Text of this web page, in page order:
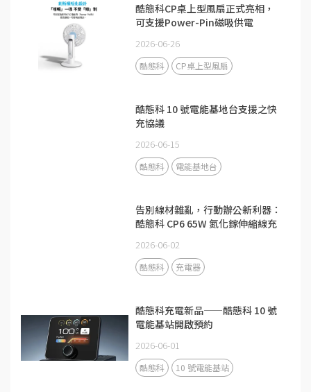
酷態科CP桌上型風扇正式亮相，
可支援Power-Pin磁吸供電
2026-06-26
酷態科 CP桌上型風扇
酷態科 10 號電能基地台支援之快
充協議
2026-06-15
酷態科 電能基地台
告別線材雜亂，行動辦公新利器：
酷態科 CP6 65W 氮化鎵伸縮線充
2026-06-02
酷態科 充電器
酷態科充電新品——酷態科 10 號
電能基站開啟預約
2026-06-01
酷態科 10 號電能基站